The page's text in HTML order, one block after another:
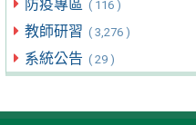
防疫專區 ( 116 )
教師研習 ( 3,276 )
系統公告 ( 29 )